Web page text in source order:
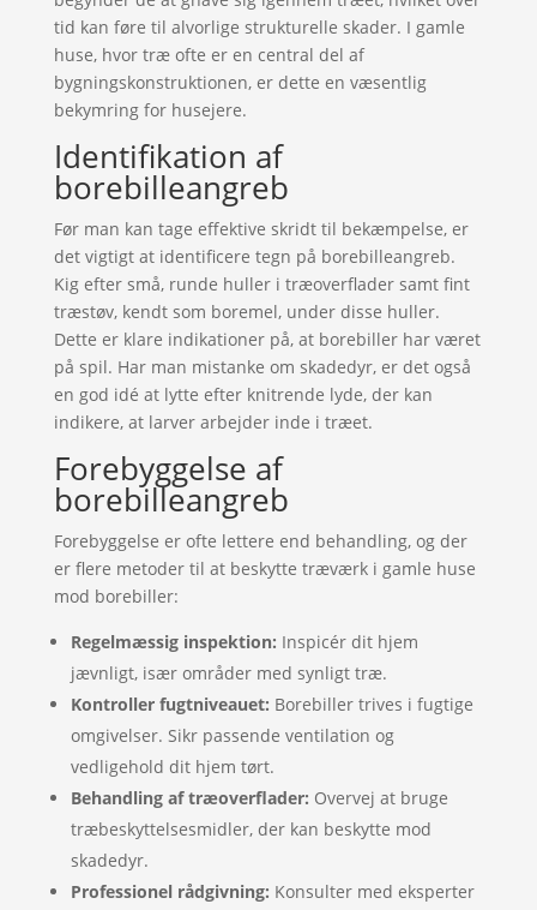
tid kan føre til alvorlige strukturelle skader. I gamle
huse, hvor træ ofte er en central del af
bygningskonstruktionen, er dette en væsentlig
bekymring for husejere.
Identifikation af
borebilleangreb
Før man kan tage effektive skridt til bekæmpelse, er
det vigtigt at identificere tegn på borebilleangreb.
Kig efter små, runde huller i træoverflader samt fint
træstøv, kendt som boremel, under disse huller.
Dette er klare indikationer på, at borebiller har været
på spil. Har man mistanke om skadedyr, er det også
en god idé at lytte efter knitrende lyde, der kan
indikere, at larver arbejder inde i træet.
Forebyggelse af
borebilleangreb
Forebyggelse er ofte lettere end behandling, og der
er flere metoder til at beskytte træværk i gamle huse
mod borebiller:
Regelmæssig inspektion: Inspicér dit hjem
jævnligt, især områder med synligt træ.
Kontroller fugtniveauet: Borebiller trives i fugtige
omgivelser. Sikr passende ventilation og
vedligehold dit hjem tørt.
Behandling af træoverflader: Overvej at bruge
træbeskyttelsesmidler, der kan beskytte mod
skadedyr.
Professionel rådgivning: Konsulter med eksperter